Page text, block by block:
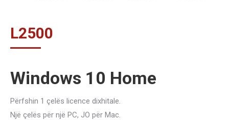
L2500
Windows 10 Home
Përfshin 1 çelës licence dixhitale.
Një çelës për një PC, JO për Mac.